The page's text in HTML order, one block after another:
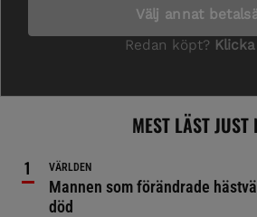
MEST LÄST JUST
VÄRLDEN
Mannen som förändrade
död